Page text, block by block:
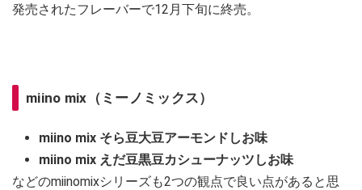
発売されたフレーバーで12月下旬に終売。
miino mix（ミーノミックス）
miino mix そら豆大豆アーモンドしお味
miino mix えだ豆黒豆カシューナッツしお味
などのmiinomixシリーズも2つの観点で良い点があると思